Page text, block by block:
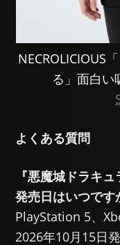
NECROLICIOUS
る」面白い
よくある質問
『悪魔城ドラキ
発売日はいつです
PlayStation 5、
2026年10月15日